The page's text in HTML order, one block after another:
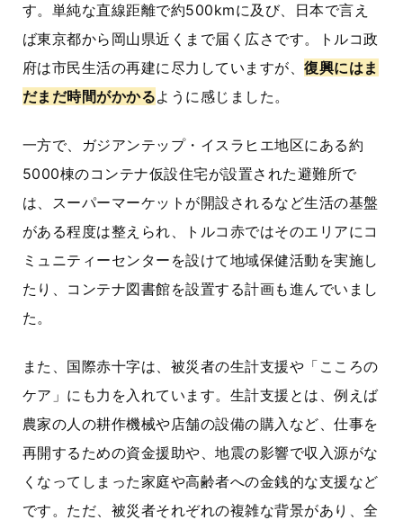
す。単純な直線距離で約500kmに及び、日本で言え
ば東京都から岡山県近くまで届く広さです。トルコ政
府は市民生活の再建に尽力していますが、復興にはま
だまだ時間がかかるように感じました。
一方で、ガジアンテップ・イスラヒエ地区にある約
5000棟のコンテナ仮設住宅が設置された避難所で
は、スーパーマーケットが開設されるなど生活の基盤
がある程度は整えられ、トルコ赤ではそのエリアにコ
ミュニティーセンターを設けて地域保健活動を実施し
たり、コンテナ図書館を設置する計画も進んでいまし
た。
また、国際赤十字は、被災者の生計支援や「こころの
ケア」にも力を入れています。生計支援とは、例えば
農家の人の耕作機械や店舗の設備の購入など、仕事を
再開するための資金援助や、地震の影響で収入源がな
くなってしまった家庭や高齢者への金銭的な支援など
です。ただ、被災者それぞれの複雑な背景があり、全